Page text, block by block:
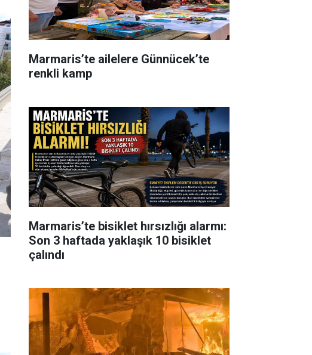
Marmaris’te ailelere Günnücek’te
renkli kamp
Marmaris’te bisiklet hırsızlığı alarmı:
Son 3 haftada yaklaşık 10 bisiklet
çalındı